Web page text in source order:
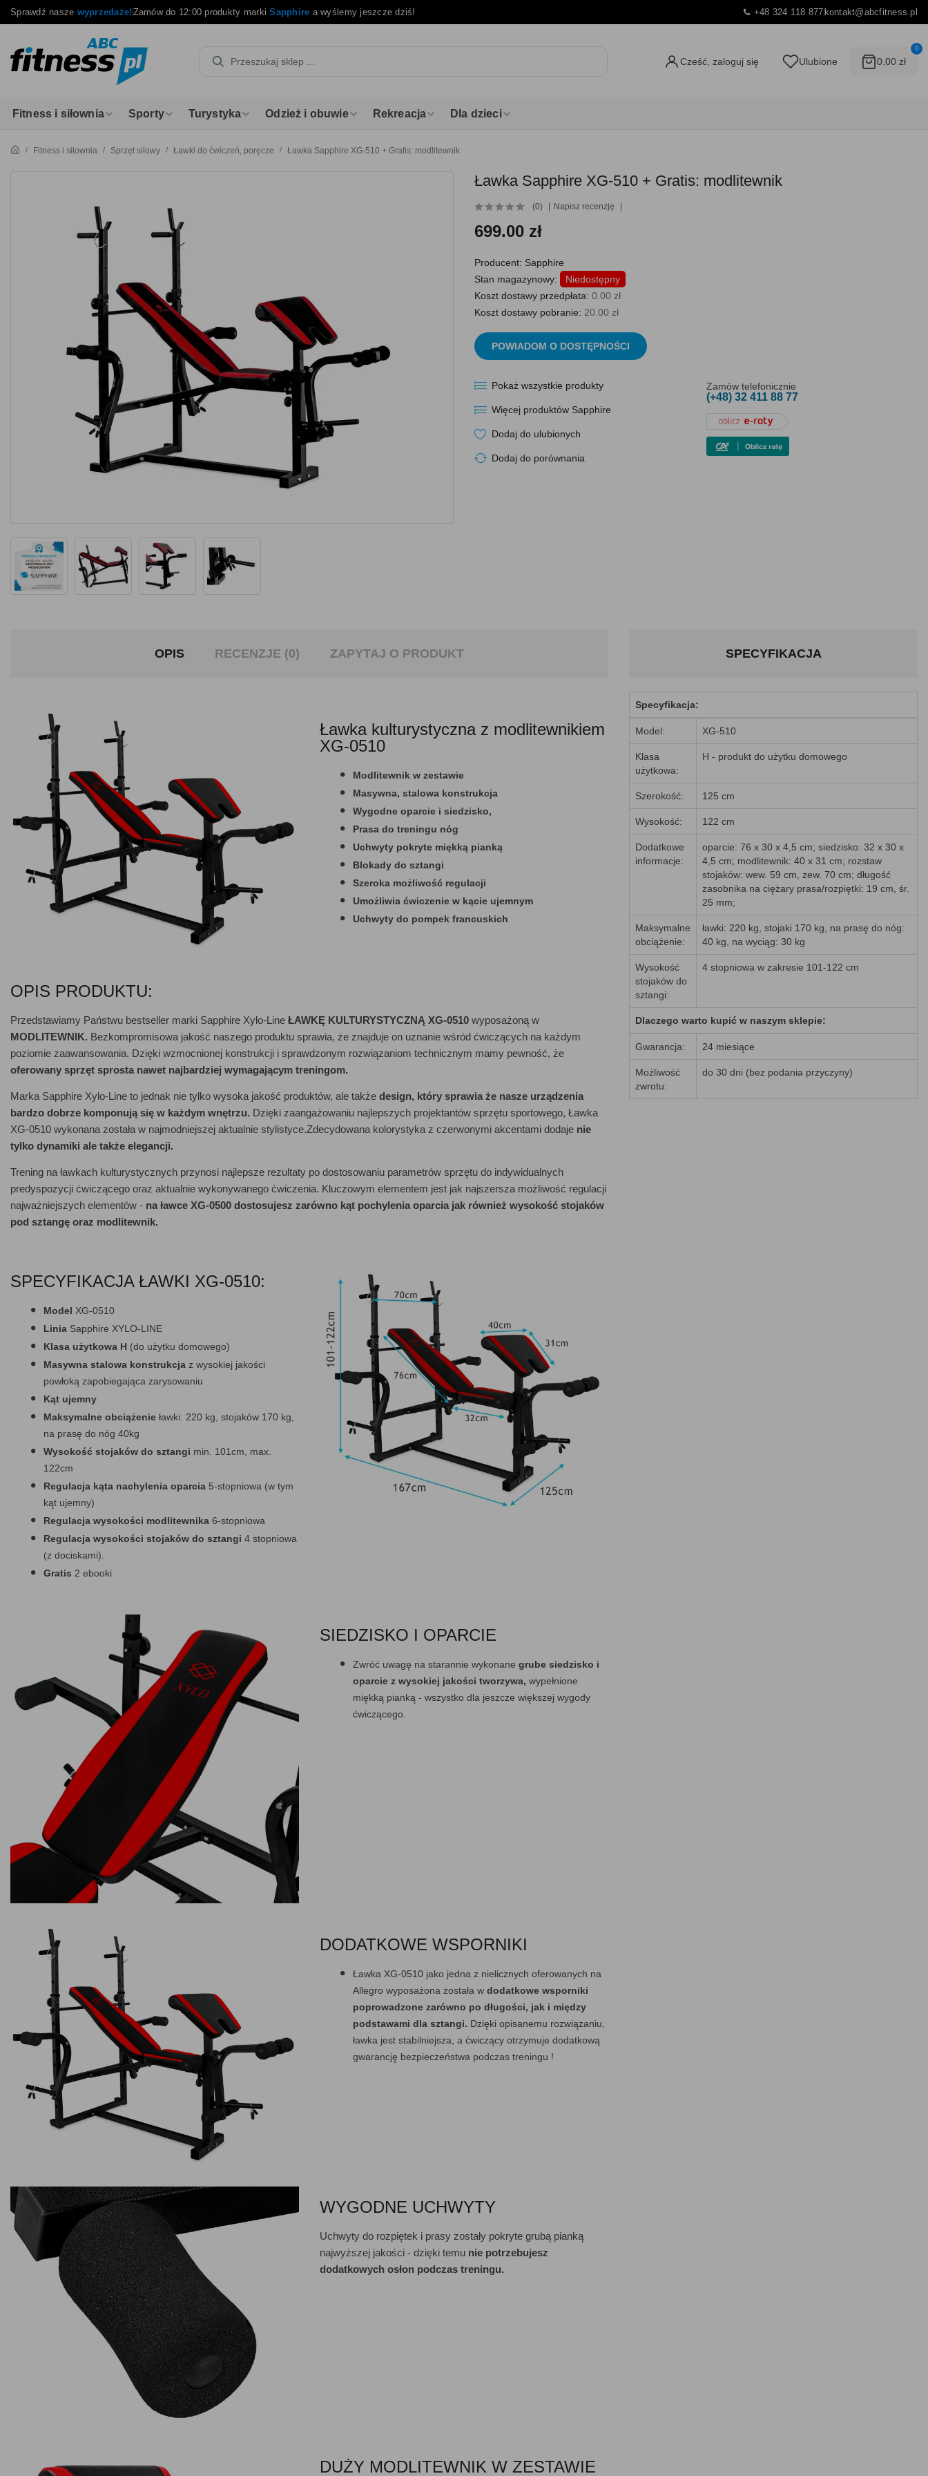
Sprawdź nasze wyprzedaże!Zamów do 12:00 produkty markiSapphire a wyślemy jeszcze dziś! +48 324 118 877kontakt@abcfitness.pl
Cześć, zaloguj się Ulubione
0
0.00 zł
Fitness i siłownia Sporty Turystyka Odzież i obuwie Rekreacja Dla dzieci
Fitness i siłownia Sprzęt siłowy Ławki do ćwiczeń, poręcze Ławka Sapphire XG-510 + Gratis: modlitewnik
Ławka Sapphire XG-510 + Gratis: modlitewnik
(0) Napisz recenzję
699.00 zł
Producent: Sapphire
Stan magazynowy:
Niedostępny
Koszt dostawy przedpłata: 0.00 zł
Koszt dostawy pobranie: 20.00 zł
POWIADOM O DOSTĘPNOŚCI
Pokaż wszystkie produkty
Więcej produktów Sapphire
Dodaj do ulubionych
Dodaj do porównania
Zamów telefonicznie
(+48) 32 411 88 77
OPIS RECENZJE (0) ZAPYTAJ O PRODUKT
Ławka kulturystyczna z modlitewnikiem
XG-0510
Modlitewnik w zestawie
Masywna, stalowa konstrukcja
Wygodne oparcie i siedzisko,
Prasa do treningu nóg
Uchwyty pokryte miękką pianką
Blokady do sztangi
Szeroka możliwość regulacji
Umożliwia ćwiczenie w kącie ujemnym
Uchwyty do pompek francuskich
OPIS PRODUKTU:
Przedstawiamy Państwu bestseller marki Sapphire Xylo-Line ŁAWKĘ KULTURYSTYCZNĄ XG-0510 wyposażoną w
MODLITEWNIK. Bezkompromisowa jakość naszego produktu sprawia, że znajduje on uznanie wśród ćwiczących na każdym
poziomie zaawansowania. Dzięki wzmocnionej konstrukcji i sprawdzonym rozwiązaniom technicznym mamy pewność, że
oferowany sprzęt sprosta nawet najbardziej wymagającym treningom.
Marka Sapphire Xylo-Line to jednak nie tylko wysoka jakość produktów, ale także design, który sprawia że nasze urządzenia
bardzo dobrze komponują się w każdym wnętrzu. Dzięki zaangażowaniu najlepszych projektantów sprzętu sportowego, Ławka
XG-0510 wykonana została w najmodniejszej aktualnie stylistyce.Zdecydowana kolorystyka z czerwonymi akcentami dodaje nie
tylko dynamiki ale także elegancji.
Trening na ławkach kulturystycznych przynosi najlepsze rezultaty po dostosowaniu parametrów sprzętu do indywidualnych
predyspozycji ćwiczącego oraz aktualnie wykonywanego ćwiczenia. Kluczowym elementem jest jak najszersza możliwość regulacji
najważniejszych elementów - na ławce XG-0500 dostosujesz zarówno kąt pochylenia oparcia jak również wysokość stojaków
pod sztangę oraz modlitewnik.
SPECYFIKACJA ŁAWKI XG-0510:
Model XG-0510
Linia Sapphire XYLO-LINE
Klasa użytkowa H (do użytku domowego)
Masywna stalowa konstrukcja z wysokiej jakości
powłoką zapobiegająca zarysowaniu
Kąt ujemny
Maksymalne obciążenie ławki: 220 kg, stojaków 170 kg,
na prasę do nóg 40kg
Wysokość stojaków do sztangi min. 101cm, max.
122cm
Regulacja kąta nachylenia oparcia 5-stopniowa (w tym
kąt ujemny)
Regulacja wysokości modlitewnika 6-stopniowa
Regulacja wysokości stojaków do sztangi 4 stopniowa
(z dociskami).
Gratis 2 ebooki
SIEDZISKO I OPARCIE
Zwróć uwagę na starannie wykonane grube siedzisko i
oparcie z wysokiej jakości tworzywa, wypełnione
miękką pianką - wszystko dla jeszcze większej wygody
ćwiczącego.
DODATKOWE WSPORNIKI
Ławka XG-0510 jako jedna z nielicznych oferowanych na
Allegro wyposażona została w dodatkowe wsporniki
poprowadzone zarówno po długości, jak i między
podstawami dla sztangi. Dzięki opisanemu rozwiązaniu,
ławka jest stabilniejsza, a ćwiczący otrzymuje dodatkową
gwarancję bezpieczeństwa podczas treningu !
WYGODNE UCHWYTY
Uchwyty do rozpiętek i prasy zostały pokryte grubą pianką
najwyższej jakości - dzięki temu nie potrzebujesz
dodatkowych osłon podczas treningu.
DUŻY MODLITEWNIK W ZESTAWIE
SPECYFIKACJA
Specyfikacja:
Model: XG-510
Klasa
użytkowa:
H - produkt do użytku domowego
Szerokość: 125 cm
Wysokość: 122 cm
Dodatkowe
informacje:
oparcie: 76 x 30 x 4,5 cm; siedzisko: 32 x 30 x
4,5 cm; modlitewnik: 40 x 31 cm; rozstaw
stojaków: wew. 59 cm, zew. 70 cm; długość
zasobnika na ciężary prasa/rozpiętki: 19 cm, śr.
25 mm;
Maksymalne
obciążenie:
ławki: 220 kg, stojaki 170 kg, na prasę do nóg:
40 kg, na wyciąg: 30 kg
Wysokość
stojaków do
sztangi:
4 stopniowa w zakresie 101-122 cm
Dlaczego warto kupić w naszym sklepie:
Gwarancja: 24 miesiące
Możliwość
zwrotu:
do 30 dni (bez podania przyczyny)